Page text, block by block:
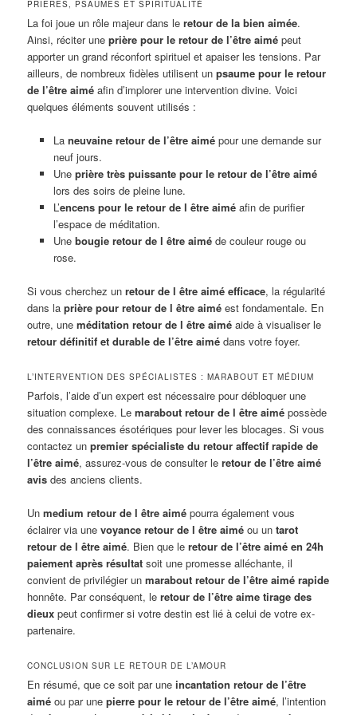
PRIÈRES, PSAUMES ET SPIRITUALITÉ
La foi joue un rôle majeur dans leretour de la bien aimée.
Ainsi, réciter uneprière pour le retour de l’être aimé peut
apporter un grand réconfort spirituel et apaiser les tensions. Par
ailleurs, de nombreux fidèles utilisent unpsaume pour le retour
de l’être aimé afin d’implorer une intervention divine. Voici
quelques éléments souvent utilisés :
La neuvaine retour de l’être aimépour une demande sur
neuf jours.
Une prière très puissante pour le retour de l’être aimé
lors des soirs de pleine lune.
L’encens pour le retour de l être aiméafin de purifier
l’espace de méditation.
Une bougie retour de l être aiméde couleur rouge ou
rose.
Si vous cherchez unretour de l être aimé efficace, la régularité
dans laprière pour retour de l être aimé est fondamentale. En
outre, uneméditation retour de l être aimé aide à visualiser le
retour définitif et durable de l’être aimé dans votre foyer.
L’INTERVENTION DES SPÉCIALISTES : MARABOUT ET MÉDIUM
Parfois, l’aide d’un expert est nécessaire pour débloquer une
situation complexe. Lemarabout retour de l être aimé possède
des connaissances ésotériques pour lever les blocages. Si vous
contactez unpremier spécialiste du retour affectif rapide de
l’être aimé, assurez-vous de consulter leretour de l’être aimé
avis des anciens clients.
Unmedium retour de l être aimé pourra également vous
éclairer via unevoyance retour de l être aimé ou untarot
retour de l être aimé. Bien que leretour de l’être aimé en 24h
paiement après résultat soit une promesse alléchante, il
convient de privilégier unmarabout retour de l’être aimé rapide
honnête. Par conséquent, leretour de l’être aime tirage des
dieux peut confirmer si votre destin est lié à celui de votre ex-
partenaire.
CONCLUSION SUR LE RETOUR DE L’AMOUR
En résumé, que ce soit par uneincantation retour de l’être
aimé ou par unepierre pour le retour de l’être aimé, l’intention